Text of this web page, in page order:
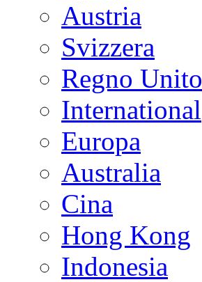
Austria
Svizzera
Regno Unito
International
Europa
Australia
Cina
Hong Kong
Indonesia